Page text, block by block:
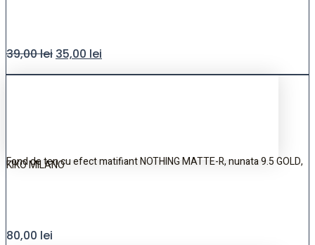
39,00lei 35,00 lei
Fond de ten cu efect matifiant NOTHING MATTE-R, nunata 9.5 GOLD,
KIKO MILANO
80,00 lei